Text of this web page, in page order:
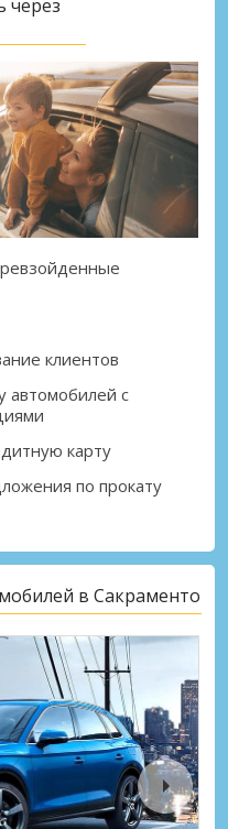
eLink
через
клиентов
автомобилей с
карту
по прокату
в Сакраменто